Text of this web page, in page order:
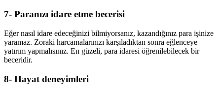
7- Paranızı idare etme becerisi
Eğer nasıl idare edeceğinizi bilmiyorsanız, kazandığınız para işinize
yaramaz. Zoraki harcamalarınızı karşıladıktan sonra eğlenceye
yatırım yapmalısınız. En güzeli, para idaresi öğrenilebilecek bir
beceridir.
8- Hayat deneyimleri